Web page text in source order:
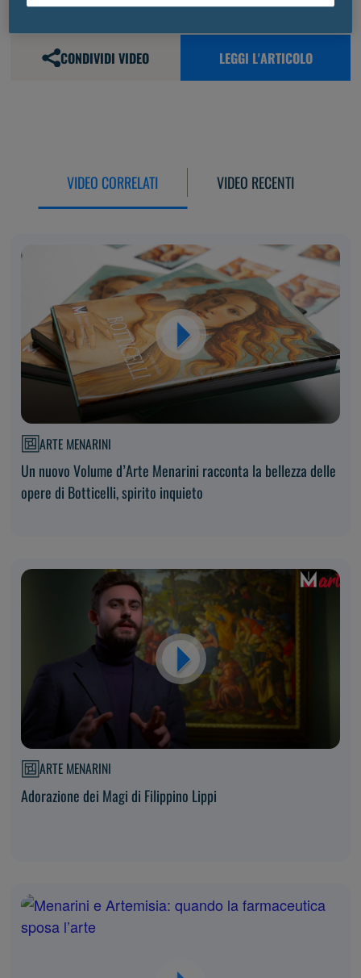
CONDIVIDI VIDEO LEGGI L'ARTICOLO
VIDEO CORRELATI VIDEO RECENTI
ARTE MENARINI
Un nuovo Volume d’Arte Menarini racconta la bellezza delle
opere di Botticelli, spirito inquieto
ARTE MENARINI
Adorazione dei Magi di Filippino Lippi